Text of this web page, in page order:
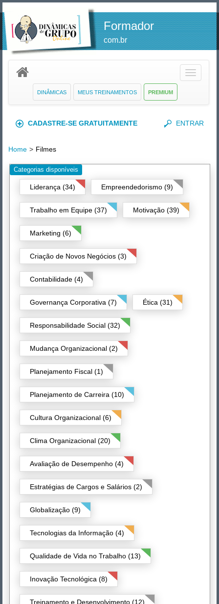
Formador
com.br
Toggle
PREMIUM
MEUS TREINAMENTOS
DINÂMICAS
CADASTRE-SE GRATUITAMENTE ENTRAR
Home > Filmes
Categorias disponíveis
Liderança (34) Empreendedorismo (9)
Trabalho em Equipe (37) Motivação (39)
Marketing (6)
Criação de Novos Negócios (3)
Contabilidade (4)
Governança Corporativa (7) Ética (31)
Responsabilidade Social (32)
Mudança Organizacional (2)
Planejamento Fiscal (1)
Planejamento de Carreira (10)
Cultura Organizacional (6)
Clima Organizacional (20)
Avaliação de Desempenho (4)
Estratégias de Cargos e Salários (2)
Globalização (9)
Tecnologias da Informação (4)
Qualidade de Vida no Trabalho (13)
Inovação Tecnológica (8)
Treinamento e Desenvolvimento (12)